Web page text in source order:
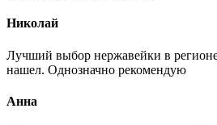
Николай
Лучший выбор нержавейки в
нашел. Однозначно рекомендую
Анна